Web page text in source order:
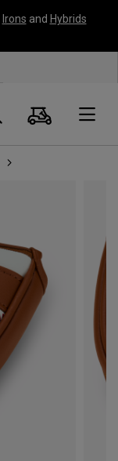
Irons and Hybrids
Suche